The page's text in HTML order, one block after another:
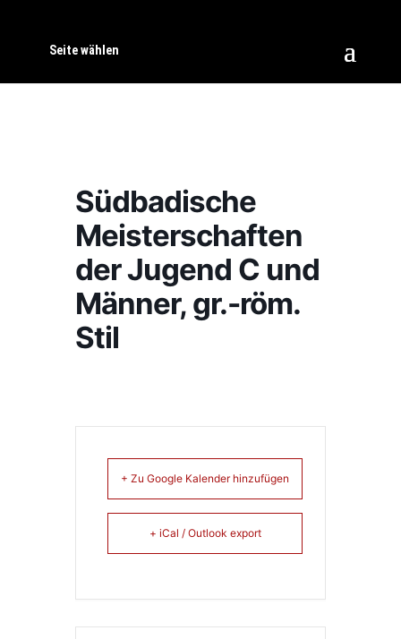
Seite wählen
Südbadische
Meisterschaften
der Jugend C und
Männer, gr.-röm.
Stil
+ Zu Google Kalender hinzufügen
+ iCal / Outlook export